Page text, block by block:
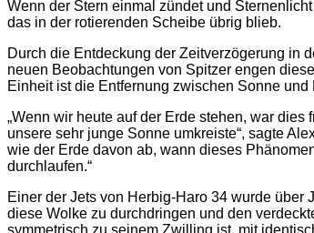
Wenn der Stern einmal zündet und
das in der rotierenden Scheibe übrig blieb.
Durch die Entdeckung der Zeitverzögerung in
neuen Beobachtungen von Spitzer engen
Einheit ist die Entfernung zwischen Sonne
„Wenn wir heute auf der Erde stehen, war
unsere sehr junge Sonne umkreiste“, sagte
wie der Erde davon ab, wann dieses
durchlaufen.“
Einer der Jets von Herbig-Haro 34 wurde
diese Wolke zu durchdringen und den